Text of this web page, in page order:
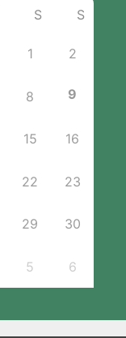
S S
1 2
8 9
15 16
22 23
29 30
5 6